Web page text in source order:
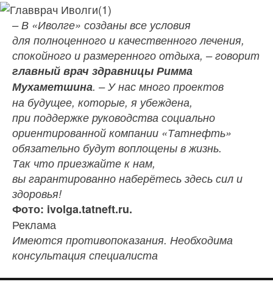
– В «Иволге» созданы все условия
для полноценного и качественного лечения,
спокойного и размеренного отдыха, – говорит
главный врач здравницы Римма
Мухаметшина. – У нас много проектов
на будущее, которые, я убеждена,
при поддержке руководства социально
ориентированной компании «Татнефть»
обязательно будут воплощены в жизнь.
Так что приезжайте к нам,
вы гарантированно наберётесь здесь сил и
здоровья!
Фото: ivolga.tatneft.ru.
Реклама
Имеются противопоказания. Необходима
консультация специалиста